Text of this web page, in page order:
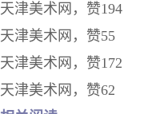
天津美术网，赞194
天津美术网，赞55
天津美术网，赞172
天津美术网，赞62